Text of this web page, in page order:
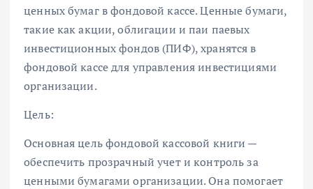
ценных бумаг в фондовой кассе. Ценные бумаги,
такие как акции, облигации и паи паевых
инвестиционных фондов (ПИФ), хранятся в
фондовой кассе для управления инвестициями
организации.
Цель:
Основная цель фондовой кассовой книги —
обеспечить прозрачный учет и контроль за
ценными бумагами организации. Она помогает